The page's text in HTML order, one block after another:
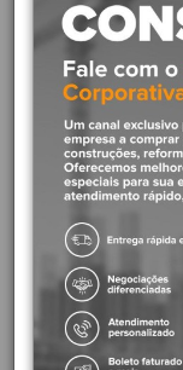
Etiquetas:Roca
Possui a